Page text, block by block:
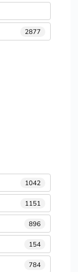
2877
1042
1151
896
154
784